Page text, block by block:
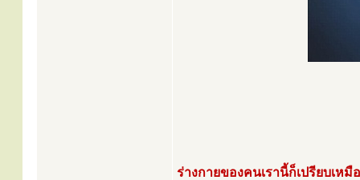
ร่างกายของคนเรานี้ก็เปรียบเห